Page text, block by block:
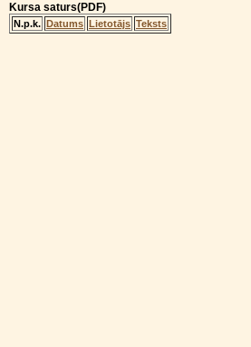
Kursa saturs(PDF)
N.p.k. Datums Lietotājs Teksts